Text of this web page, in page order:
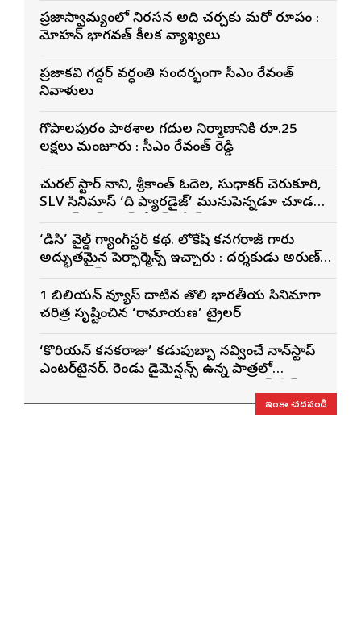
ప్రజాస్వామ్యంలో నిరసన అనేది చర్చకు మరో రూపం :
మోహన్ భాగవత్ కీలక వ్యాఖ్యలు
ప్రజాకవి గద్దర్‌ వర్ధంతి సందర్భంగా సీఎం రేవంత్‌
నివాళులు
గోపాల‌పురం పాఠ‌శాల గ‌దుల నిర్మాణానికి రూ.25
ల‌క్ష‌లు మంజూరు : సీఎం రేవంత్ రెడ్డి
నేచురల్ స్టార్ నాని, శ్రీకాంత్ ఓదెల, సుధాకర్ చెరుకూరి,
SLV సినిమాస్ ‘ది ప్యారడైజ్’ మునుపెన్నడూ చూడని
‘డీసీ’ వైల్డ్ గ్యాంగ్‌స్టర్ కథ. లోకేష్ కనగరాజ్ గారు
అద్భుతమైన పెర్ఫార్మెన్స్ ఇచ్చారు : దర్శకుడు అరుణ్
1 బిలియన్ వ్యూస్ దాటిన తొలి భారతీయ సినిమాగా
చరిత్ర సృష్టించిన ‘రామాయణ’ ట్రైలర్
‘కొరియన్ కనకరాజు’ కడుపుబ్బా నవ్వించే నాన్‌స్టాప్
ఎంటర్‌టైనర్. రెండు డైమెన్షన్స్ ఉన్న పాత్రలో
ఇంకా చదవండి